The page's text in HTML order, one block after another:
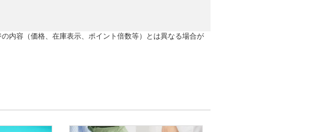
内容（価格、在庫表示、ポイント倍数等）とは異なる場合が